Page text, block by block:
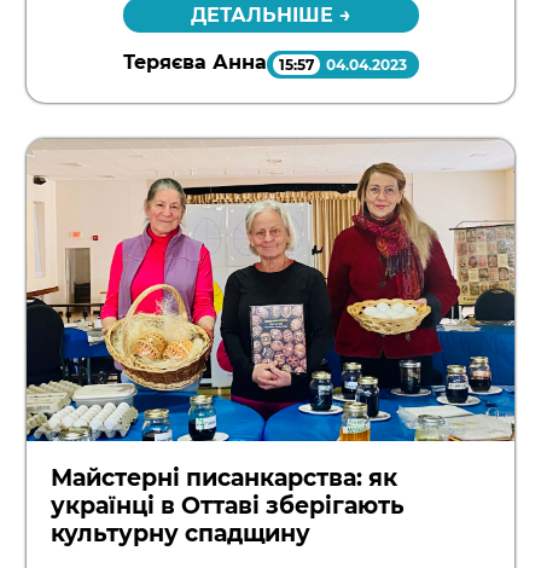
ДЕТАЛЬНІШЕ →
Теряєва Анна 15:57 04.04.2023
Майстерні писанкарства: як
українці в Оттаві зберігають
культурну спадщину